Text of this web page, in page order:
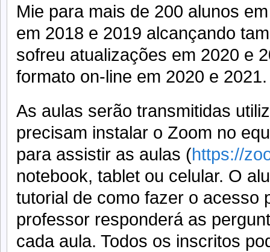
Mie para mais de 200 alunos
em 2018 e 2019 alcançando
sofreu atualizações em 2020 e
formato on-line em 2020 e 2021.
As aulas serão transmitidas
precisam instalar o Zoom no
para assistir as aulas (https://
notebook, tablet ou celular. O
tutorial de como fazer o acesso
professor responderá as
cada aula. Todos os inscritos